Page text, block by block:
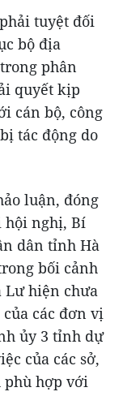
tuyệt đối
bộ địa
phân
quyết kịp
cán bộ, công
tác động do
luận, đóng
hội nghị, Bí
dân tỉnh Hà
bối cảnh
Lư hiện chưa
các đơn vị
ủy 3 tỉnh dự
của các sở,
phù hợp với